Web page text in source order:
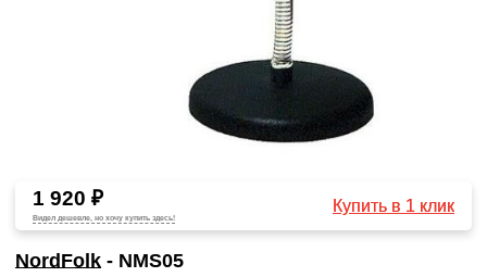
1 920 ₽
Видел дешевле, но хочу купить здесь!
Купить в 1 клик
NordFolk - NMS05